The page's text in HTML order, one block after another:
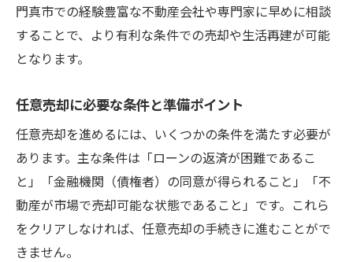
門真市での経験豊富な不動産会社や専門家に早めに相談
することで、より有利な条件での売却や生活再建が可能
となります。
任意売却に必要な条件と準備ポイント
任意売却を進めるには、いくつかの条件を満たす必要が
あります。主な条件は「ローンの返済が困難であるこ
と」「金融機関（債権者）の同意が得られること」「不
動産が市場で売却可能な状態であること」です。これら
をクリアしなければ、任意売却の手続きに進むことがで
きません。